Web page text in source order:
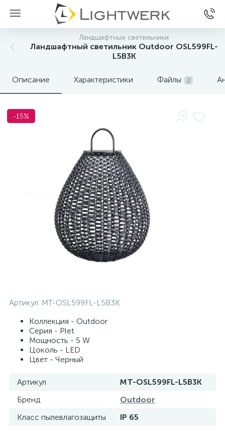
Ландшафтные светильники
Ландшафтный светильник Outdoor OSL599FL-
L5B3K
Описание Характеристики Файлы 2
-15%
Артикул: MT-OSL599FL-L5B3K
Коллекция - Outdoor
Серия - Plet
Мощность - 5 W
Цоколь - LED
Цвет - Черный
Артикул
MT-OSL599FL-L5B3K
Бренд
Outdoor
Класс пылевлагозащиты
IP 65